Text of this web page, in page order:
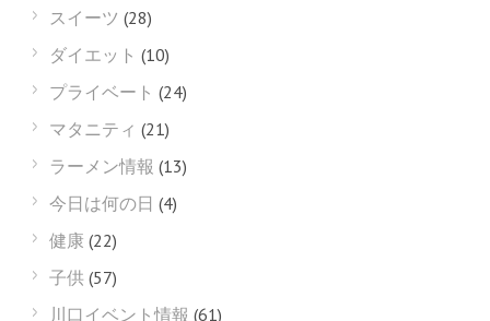
スイーツ (28)
ダイエット (10)
プライベート (24)
マタニティ (21)
ラーメン情報 (13)
今日は何の日 (4)
健康 (22)
子供 (57)
川口イベント情報 (61)